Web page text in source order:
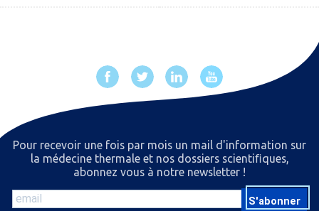
Pour recevoir une fois par mois un mail d'information sur
la médecine thermale et nos dossiers scientiﬁques,
abonnez vous à notre newsletter !
S'abonner